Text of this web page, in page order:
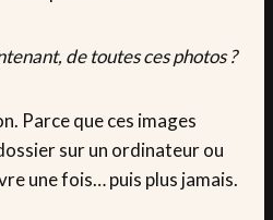
de toutes ces photos ?
Parce que ces images
sur un ordinateur ou
une fois… puis plus jamais.